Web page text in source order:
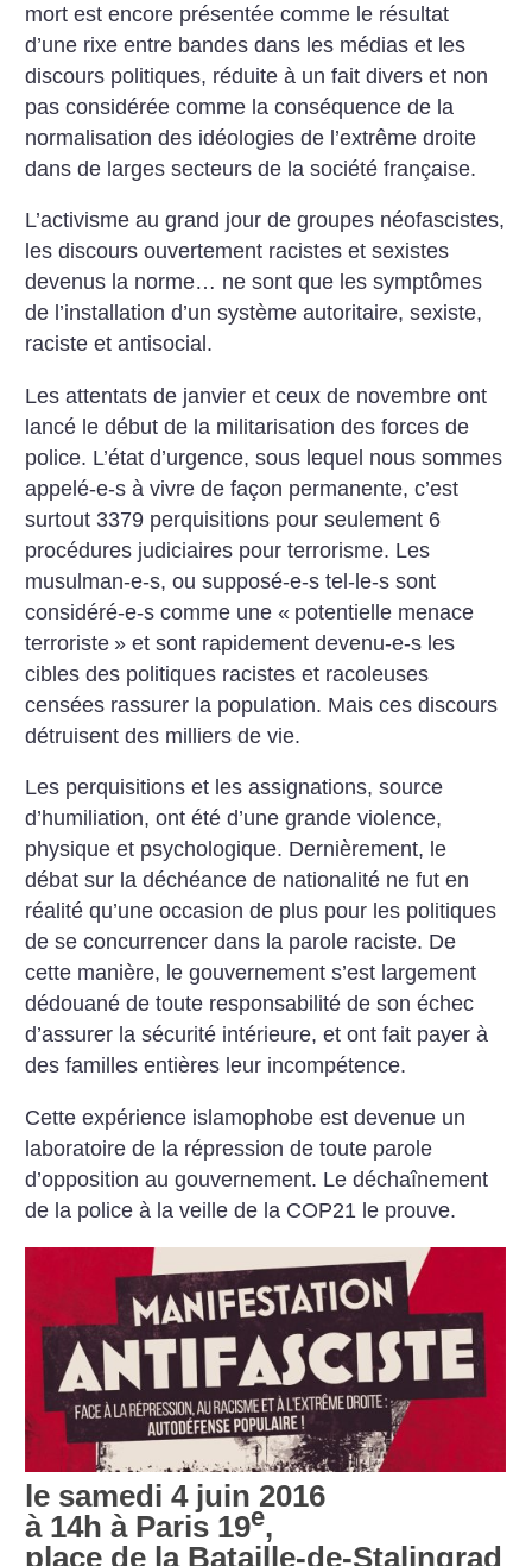
mort est encore présentée comme le résultat
d’une rixe entre bandes dans les médias et les
discours politiques, réduite à un fait divers et non
pas considérée comme la conséquence de la
normalisation des idéologies de l’extrême droite
dans de larges secteurs de la société française.
L’activisme au grand jour de groupes néofascistes,
les discours ouvertement racistes et sexistes
devenus la norme… ne sont que les symptômes
de l’installation d’un système autoritaire, sexiste,
raciste et antisocial.
Les attentats de janvier et ceux de novembre ont
lancé le début de la militarisation des forces de
police. L’état d’urgence, sous lequel nous sommes
appelé-e-s à vivre de façon permanente, c’est
surtout 3379 perquisitions pour seulement 6
procédures judiciaires pour terrorisme. Les
musulman-e-s, ou supposé-e-s tel-le-s sont
considéré-e-s comme une « potentielle menace
terroriste » et sont rapidement devenu-e-s les
cibles des politiques racistes et racoleuses
censées rassurer la population. Mais ces discours
détruisent des milliers de vie.
Les perquisitions et les assignations, source
d’humiliation, ont été d’une grande violence,
physique et psychologique. Dernièrement, le
débat sur la déchéance de nationalité ne fut en
réalité qu’une occasion de plus pour les politiques
de se concurrencer dans la parole raciste. De
cette manière, le gouvernement s’est largement
dédouané de toute responsabilité de son échec
d’assurer la sécurité intérieure, et ont fait payer à
des familles entières leur incompétence.
Cette expérience islamophobe est devenue un
laboratoire de la répression de toute parole
d’opposition au gouvernement. Le déchaînement
de la police à la veille de la COP21 le prouve.
le samedi 4 juin 2016
à 14h à Paris 19e,
place de la Bataille-de-Stalingrad